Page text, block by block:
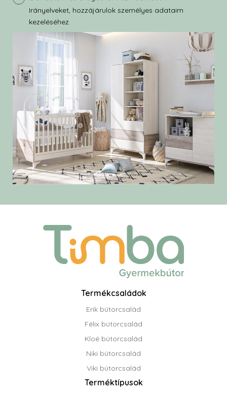
Irányelveket, hozzájárulok személyes adataim
kezeléséhez.
Termékcsaládok
Erik bútorcsalád
Félix bútorcsalád
Kloé bútorcsalád
Niki bútorcsalád
Viki bútorcsalád
Terméktípusok